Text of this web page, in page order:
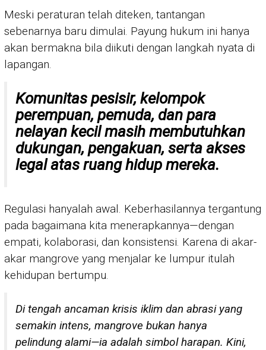
Meski peraturan telah diteken, tantangan
sebenarnya baru dimulai. Payung hukum ini hanya
akan bermakna bila diikuti dengan langkah nyata di
lapangan.
Komunitas pesisir, kelompok
perempuan, pemuda, dan para
nelayan kecil masih membutuhkan
dukungan, pengakuan, serta akses
legal atas ruang hidup mereka.
Regulasi hanyalah awal. Keberhasilannya tergantung
pada bagaimana kita menerapkannya—dengan
empati, kolaborasi, dan konsistensi. Karena di akar-
akar mangrove yang menjalar ke lumpur itulah
kehidupan bertumpu.
Di tengah ancaman krisis iklim dan abrasi yang
semakin intens, mangrove bukan hanya
pelindung alami—ia adalah simbol harapan. Kini,